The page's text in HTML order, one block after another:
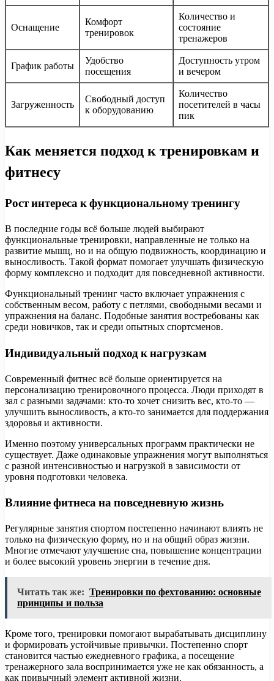
Оснащение
Комфорт
тренировок
Количество и
состояние
тренажеров
График работы
Удобство
посещения
Доступность утром
и вечером
Загруженность
Свободный доступ
к оборудованию
Количество
посетителей в часы
пик
Как меняется подход к тренировкам и
фитнесу
Рост интереса к функциональному тренингу
В последние годы всё больше людей выбирают
функциональные тренировки, направленные не только на
развитие мышц, но и на общую подвижность, координацию и
выносливость. Такой формат помогает улучшать физическую
форму комплексно и подходит для повседневной активности.
Функциональный тренинг часто включает упражнения с
собственным весом, работу с петлями, свободными весами и
упражнения на баланс. Подобные занятия востребованы как
среди новичков, так и среди опытных спортсменов.
Индивидуальный подход к нагрузкам
Современный фитнес всё больше ориентируется на
персонализацию тренировочного процесса. Люди приходят в
зал с разными задачами: кто-то хочет снизить вес, кто-то —
улучшить выносливость, а кто-то занимается для поддержания
здоровья и активности.
Именно поэтому универсальных программ практически не
существует. Даже одинаковые упражнения могут выполняться
с разной интенсивностью и нагрузкой в зависимости от
уровня подготовки человека.
Влияние фитнеса на повседневную жизнь
Регулярные занятия спортом постепенно начинают влиять не
только на физическую форму, но и на общий образ жизни.
Многие отмечают улучшение сна, повышение концентрации
и более высокий уровень энергии в течение дня.
Читать так же: Тренировки по фехтованию: основные
принципы и польза
Кроме того, тренировки помогают вырабатывать дисциплину
и формировать устойчивые привычки. Постепенно спорт
становится частью ежедневного графика, а посещение
тренажерного зала воспринимается уже не как обязанность, а
как привычный элемент активной жизни.